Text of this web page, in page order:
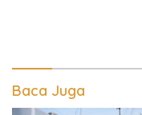
Baca Juga